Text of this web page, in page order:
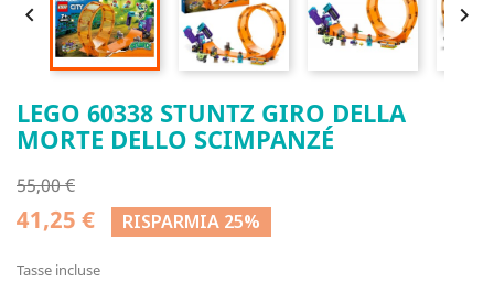
 
LEGO 60338 STUNTZ GIRO DELLA
MORTE DELLO SCIMPANZÉ
55,00 €
41,25 € RISPARMIA 25%
Tasse incluse